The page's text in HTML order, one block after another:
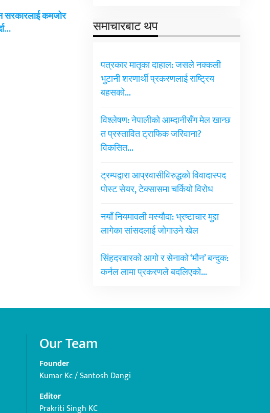
सरकारलाई कमजोर
समाचारबाट थप
पत्रकार मातृका दाहाल: जसले नक्कली
भुटानी शरणार्थी प्रकरणलाई राष्ट्रिय
बहसको…
विश्लेषण: नेपालीको आम्दानीसँग मेल खान्छ
त प्रस्तावित ट्राफिक जरिवाना?
विकसित…
ट्रम्पद्वारा आप्रवासीविरुद्धको विवादास्पद
पोस्ट सेयर, टेक्सासमा चर्कियो विरोध
नयाँ नियमावली मस्यौदा: भ्रष्टाचार मुद्दा
लागेका सांसदलाई जोगाउने खेल
सिंहदरबारको आगो र सेनाको ‘मौन’ बन्दुक:
कर्नल लामा प्रकरणले बदलिएको…
Our Team
Founder
Kumar Kc / Santosh Dangi
Editor
Prakriti Singh KC